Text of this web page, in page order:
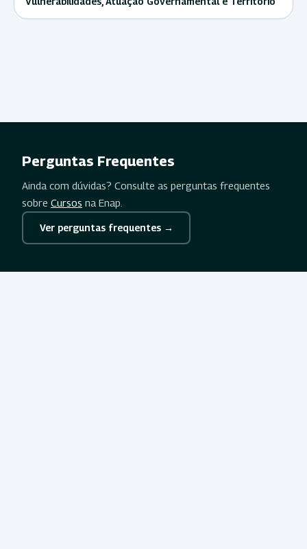
Perguntas Frequentes
Ainda com dúvidas? Consulte as perguntas frequentes
sobre Cursos na Enap.
Ver perguntas frequentes →